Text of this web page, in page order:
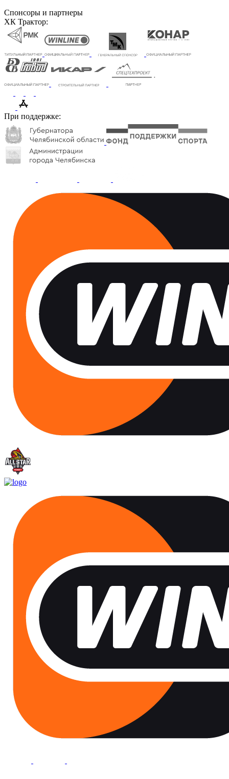
Спонсоры и партнеры
ХК Трактор:
При поддержке: